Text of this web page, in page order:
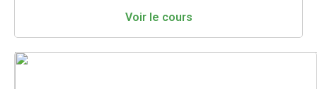
Voir le cours